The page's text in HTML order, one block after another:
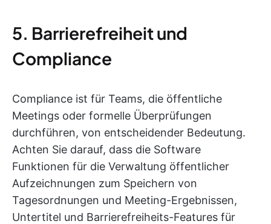
5. Barrierefreiheit und
Compliance
Compliance ist für Teams, die öffentliche
Meetings oder formelle Überprüfungen
durchführen, von entscheidender Bedeutung.
Achten Sie darauf, dass die Software
Funktionen für die Verwaltung öffentlicher
Aufzeichnungen zum Speichern von
Tagesordnungen und Meeting-Ergebnissen,
Untertitel und Barrierefreiheits-Features für